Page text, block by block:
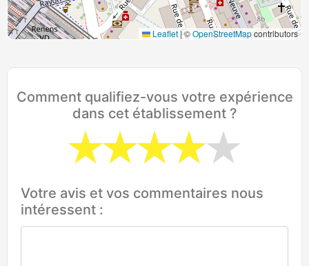
Leaflet|©OpenStreetMapcontributors
Comment qualifiez-vous votre expérience
dans cet établissement ?
Votre avis et vos commentaires nous
intéressent :